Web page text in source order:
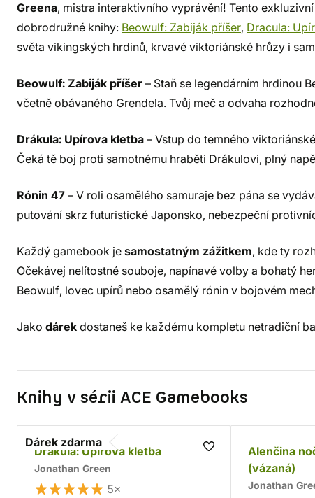
Greena, mistra interaktivního vyprávění! Tento
dobrodružné knihy: Beowulf: Zabiják příšer, Dracula:
světa vikingských hrdinů, krvavé viktoriánské hrůzy i
Beowulf: Zabiják příšer – Staň se legendárním hrdinou
včetně obávaného Grendela. Tvůj meč a odvaha
Drákula: Upírova kletba – Vstup do temného
Čeká tě boj proti samotnému hraběti Drákulovi, plný
Rónin 47 – V roli osamělého samuraje bez pána se
putování skrz futuristické Japonsko, nebezpeční
Každý gamebook je samostatným zážitkem, kde ty
Očekávej nelítostné souboje, napínavé volby a bohatý
Beowulf, lovec upírů nebo osamělý rónin v bojovém
Jako dárek dostaneš ke každému kompletu netradiční
Knihy v sérii ACE Gamebooks
Dárek zdarma
Drákula: Upírova kletba
Jonathan Green
5×
Alenčina
(vázaná)
Jonathan